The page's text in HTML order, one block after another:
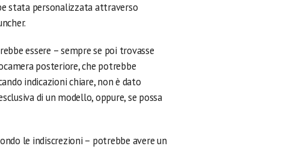
stata personalizzata attraverso
essere – sempre se poi trovasse
posteriore, che potrebbe
indicazioni chiare, non è dato
di un modello, oppure, se possa
le indiscrezioni – potrebbe avere un